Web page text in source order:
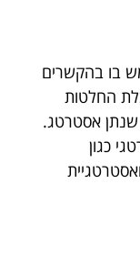
בו בהקשרים
החלטות
שנתן אסטרטג.
כגון